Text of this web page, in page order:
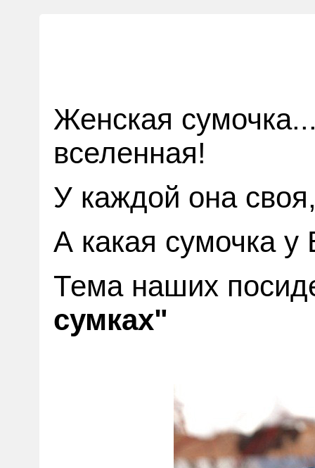
Женская
вселенная!
У каждой она
А какая сумочка
Тема наших
сумках"